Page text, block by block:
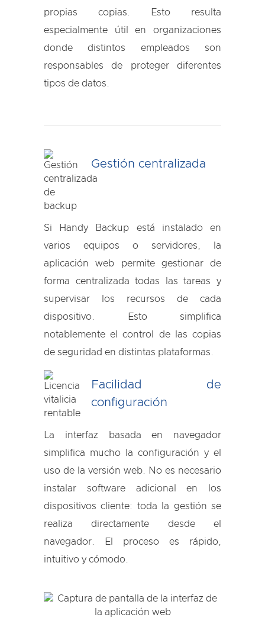
propias copias. Esto resulta
especialmente útil en organizaciones
donde distintos empleados son
responsables de proteger diferentes
tipos de datos.
Gestión centralizada
Si Handy Backup está instalado en
varios equipos o servidores, la
aplicación web permite gestionar de
forma centralizada todas las tareas y
supervisar los recursos de cada
dispositivo. Esto simplifica
notablemente el control de las copias
de seguridad en distintas plataformas.
Facilidad de
configuración
La interfaz basada en navegador
simplifica mucho la configuración y el
uso de la versión web. No es necesario
instalar software adicional en los
dispositivos cliente: toda la gestión se
realiza directamente desde el
navegador. El proceso es rápido,
intuitivo y cómodo.